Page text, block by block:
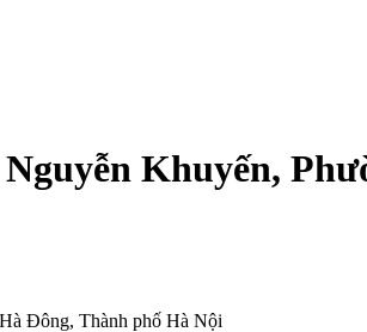
Khuyến,
Đông, Thành phố Hà Nội